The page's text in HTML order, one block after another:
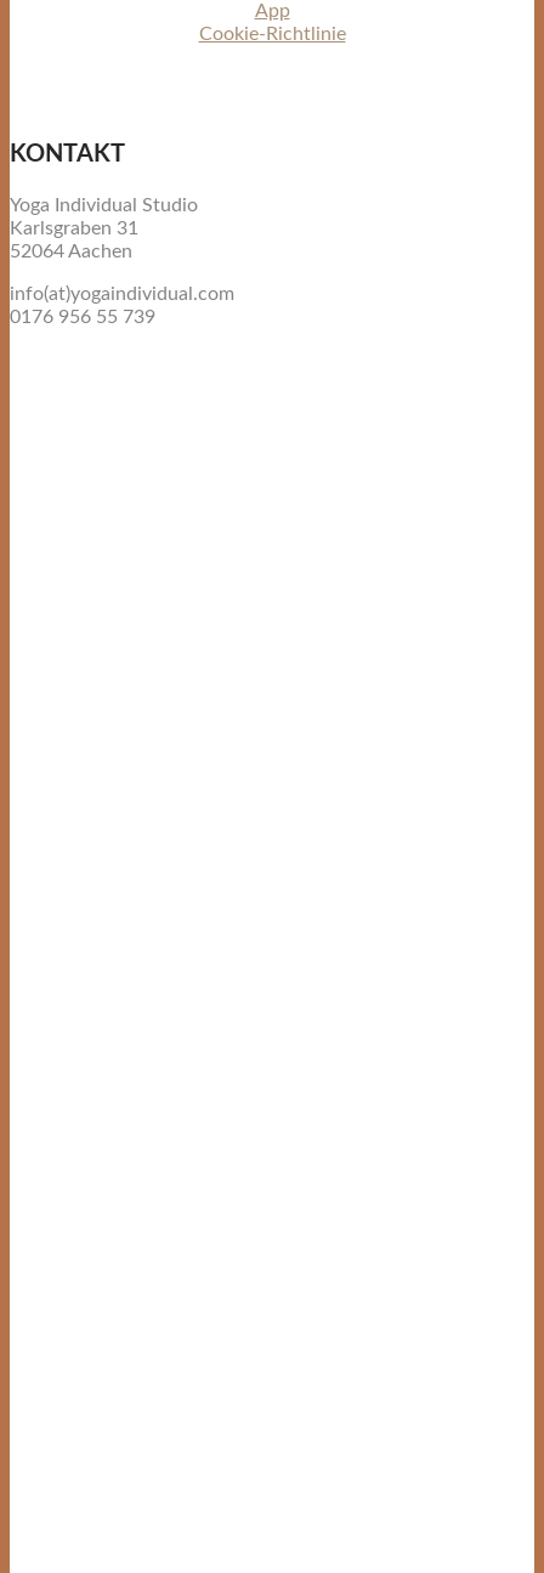
App
Cookie-Richtlinie
KONTAKT
Yoga Individual Studio
Karlsgraben 31
52064 Aachen
info(at)yogaindividual.com
0176 956 55 739